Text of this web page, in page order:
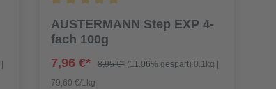
AUSTERMANN Step EXP 4-
fach 100g
7,96 €*
8,95 €* (11.06% gespart) 0.1kg |
79,60 €/1kg